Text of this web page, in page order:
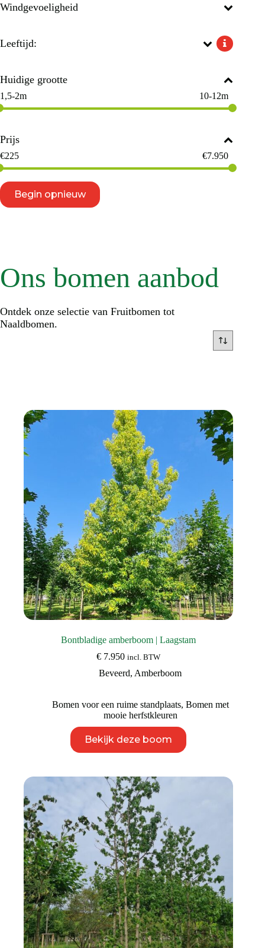
Ons bomen aanbod
Ontdek onze selectie van Fruitbomen tot
Naaldbomen.
Bontbladige amberboom | Laagstam
€ 7.950 incl. BTW
Beveerd, Amberboom
Bomen voor een ruime standplaats, Bomen met
mooie herfstkleuren
Bekijk deze boom
product
heeft
Deze
optie
kan
gekozen
worden
op
de
productpagina
Windgevoeligheid
Leeftijd:
Huidige grootte
1,5-2m 10-12m
Prijs
€225 €7.950
Begin opnieuw